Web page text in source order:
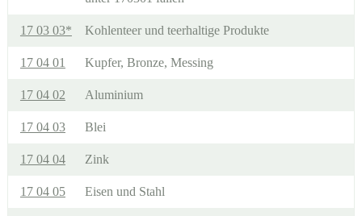
17 03 03* Kohlenteer und teerhaltige Produkte
17 04 01 Kupfer, Bronze, Messing
17 04 02 Aluminium
17 04 03 Blei
17 04 04 Zink
17 04 05 Eisen und Stahl